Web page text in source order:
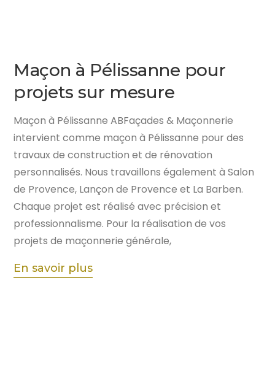
Maçon à Pélissanne pour
projets sur mesure
Maçon à Pélissanne ABFaçades & Maçonnerie
intervient comme maçon à Pélissanne pour des
travaux de construction et de rénovation
personnalisés. Nous travaillons également à Salon
de Provence, Lançon de Provence et La Barben.
Chaque projet est réalisé avec précision et
professionnalisme. Pour la réalisation de vos
projets de maçonnerie générale,
En savoir plus